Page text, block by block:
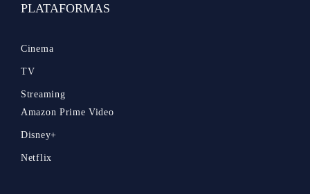
PLATAFORMAS
Cinema
TV
Streaming
Amazon Prime Video
Disney+
Netflix